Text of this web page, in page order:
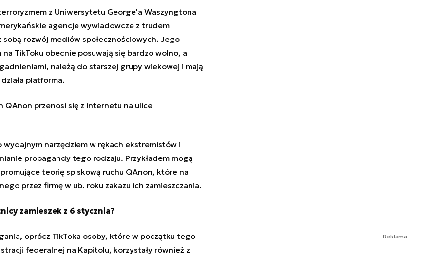
z Uniwersytetu George'a Waszyngtona
agencje wywiadowcze z trudem
rozwój mediów społecznościowych. Jego
TikToku obecnie posuwają się bardzo wolno, a
należą do starszej grupy wiekowej i mają
platforma.
QAnon przenosi się z internetu na ulice
wydajnym narzędziem w rękach ekstremistów i
propagandy tego rodzaju. Przykładem mogą
teorię spiskową ruchu QAnon, które na
przez firmę w ub. roku zakazu ich zamieszczania.
zamieszek z 6 stycznia?
oprócz TikToka osoby, które w początku tego
federalnej na Kapitolu, korzystały również z
Reklama